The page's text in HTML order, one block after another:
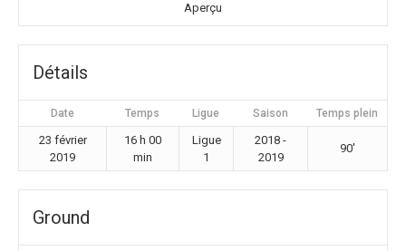
Aperçu
Détails
Date Temps Ligue Saison Temps plein
23 février
2019
16 h 00
min
Ligue
1
2018 -
2019
90'
Ground